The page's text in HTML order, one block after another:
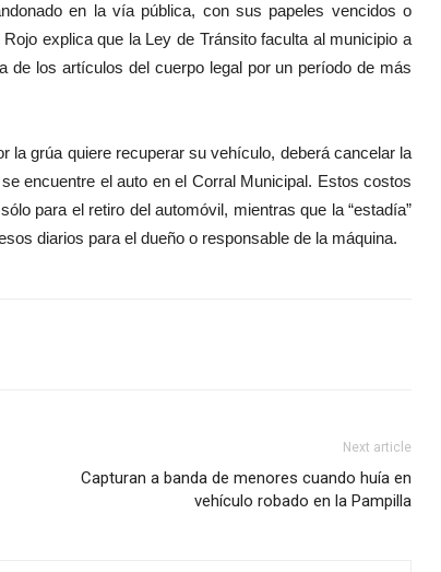
en la vía pública, con sus papeles vencidos o
explica que la Ley de Tránsito faculta al municipio a
de los artículos del cuerpo legal por un período de más
la grúa quiere recuperar su vehículo, deberá cancelar la
encuentre el auto en el Corral Municipal. Estos costos
para el retiro del automóvil, mientras que la “estadía”
diarios para el dueño o responsable de la máquina.
Next article
Capturan a banda de menores cuando huía en
vehículo robado en la Pampilla